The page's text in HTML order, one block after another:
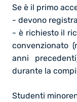
Se è il primo
- devono
- è richiesto il
convenzionato
anni
durante la
Studenti